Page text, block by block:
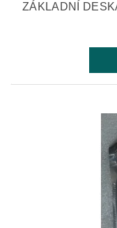
ZÁKLADNÍ